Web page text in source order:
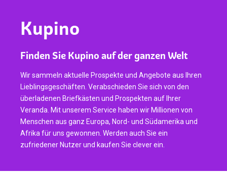
Kupino
Finden Sie Kupino auf der ganzen Welt
Wir sammeln aktuelle Prospekte und Angebote aus Ihren
Lieblingsgeschäften. Verabschieden Sie sich von den
überladenen Briefkästen und Prospekten auf Ihrer
Veranda. Mit unserem Service haben wir Millionen von
Menschen aus ganz Europa, Nord- und Südamerika und
Afrika für uns gewonnen. Werden auch Sie ein
zufriedener Nutzer und kaufen Sie clever ein.